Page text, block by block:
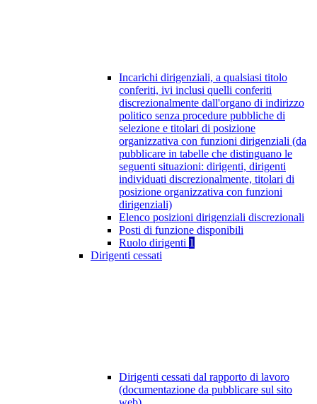
Incarichi dirigenziali, a qualsiasi titolo
conferiti, ivi inclusi quelli conferiti
discrezionalmente dall'organo di indirizzo
politico senza procedure pubbliche di
selezione e titolari di posizione
organizzativa con funzioni dirigenziali (da
pubblicare in tabelle che distinguano le
seguenti situazioni: dirigenti, dirigenti
individuati discrezionalmente, titolari di
posizione organizzativa con funzioni
dirigenziali)
Elenco posizioni dirigenziali discrezionali
Posti di funzione disponibili
Ruolo dirigenti 1
Dirigenti cessati
Dirigenti cessati dal rapporto di lavoro
(documentazione da pubblicare sul sito